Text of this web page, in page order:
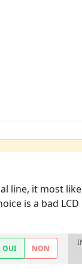
line, it most
is a bad LCD
OUI NON